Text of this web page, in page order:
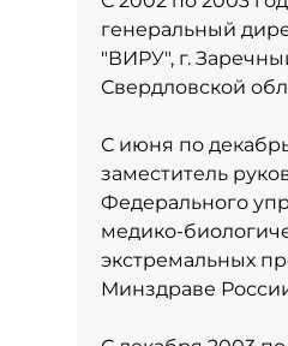
генеральный
"ВИРУ", г.
Свердловской
С июня по
заместитель
Федерального
медико-
экстремальных
Минздраве